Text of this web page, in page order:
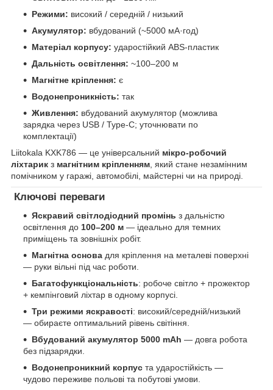
Режими: високий / середній / низький
Акумулятор: вбудований (~5000 мА·год)
Матеріал корпусу: ударостійкий ABS-пластик
Дальність освітлення: ~100–200 м
Магнітне кріплення: є
Водонепроникність: так
Живлення: вбудований акумулятор (можлива
зарядка через USB / Type-C; уточнювати по
комплектації)
Liitokala KXK786 — це універсальний мікро-робочий
ліхтарик з магнітним кріпленням, який стане незамінним
помічником у гаражі, автомобілі, майстерні чи на природі.
Ключові переваги
Яскравий світлодіодний промінь з дальністю
освітлення до 100–200 м — ідеально для темних
приміщень та зовнішніх робіт.
Магнітна основа для кріплення на металеві поверхні
— руки вільні під час роботи.
Багатофункціональність: робоче світло + прожектор
+ кемпінговий ліхтар в одному корпусі.
Три режими яскравості: високий/середній/низький
— обираєте оптимальний рівень світіння.
Вбудований акумулятор 5000 mAh — довга робота
без підзарядки.
Водонепроникний корпус та ударостійкість —
чудово переживе польові та побутові умови.